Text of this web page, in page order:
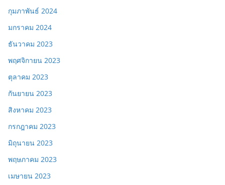
กุมภาพันธ์ 2024
มกราคม 2024
ธันวาคม 2023
พฤศจิกายน 2023
ตุลาคม 2023
กันยายน 2023
สิงหาคม 2023
กรกฎาคม 2023
มิถุนายน 2023
พฤษภาคม 2023
เมษายน 2023